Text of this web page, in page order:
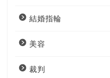
結婚指輪
美容
裁判